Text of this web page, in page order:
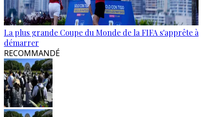
La plus grande Coupe du Monde de la FIFA s'apprête à
démarrer
RECOMMANDÉ